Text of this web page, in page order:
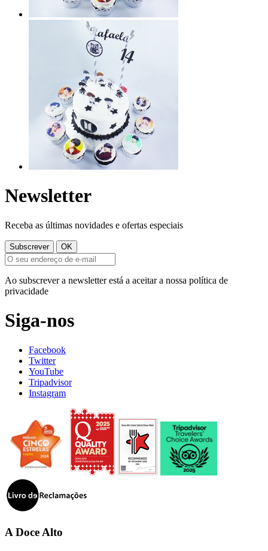
Newsletter
Receba as últimas novidades e ofertas especiais
Ao subscrever a newsletter está a aceitar a nossa política de
privacidade
Siga-nos
Facebook
Twitter
YouTube
Tripadvisor
Instagram
A Doce Alto